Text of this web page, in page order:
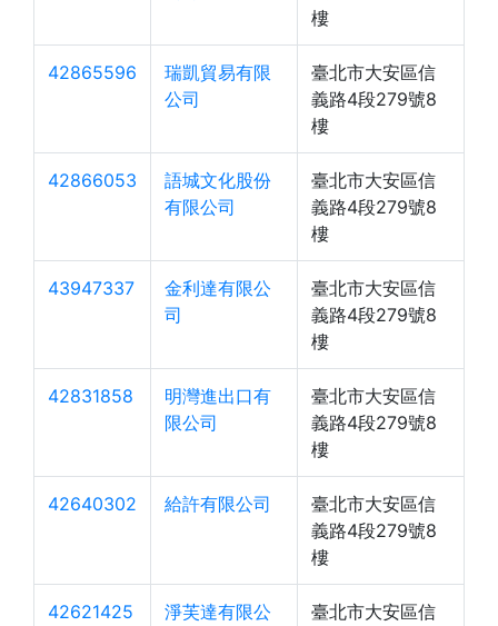
樓
42865596
瑞凱貿易有限
公司
臺北市大安區信
義路4段279號8
樓
42866053
語城文化股份
有限公司
臺北市大安區信
義路4段279號8
樓
43947337
金利達有限公
司
臺北市大安區信
義路4段279號8
樓
42831858
明灣進出口有
限公司
臺北市大安區信
義路4段279號8
樓
42640302 給許有限公司
臺北市大安區信
義路4段279號8
樓
42621425
淨芙達有限公
臺北市大安區信